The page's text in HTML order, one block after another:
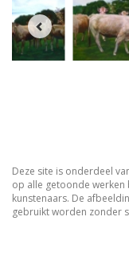
Deze site is onderdeel
op alle getoonde
kunstenaars. De
gebruikt worden zonder